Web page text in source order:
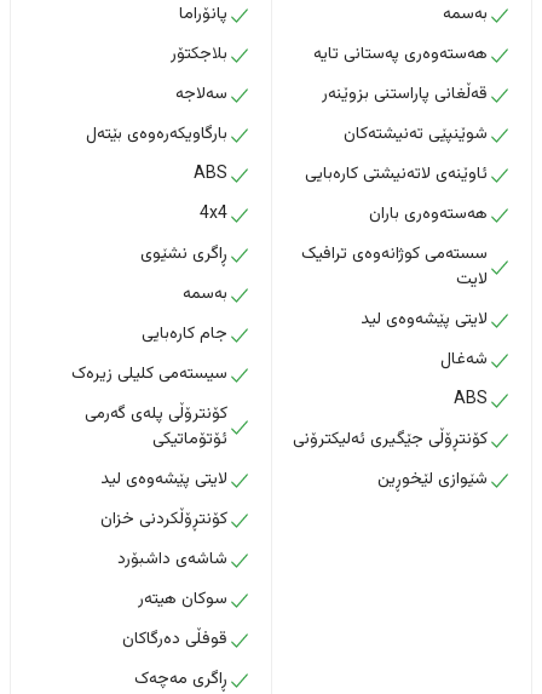
بەسمە
هەستەوەری پەستانی تایە
قەڵغانی پاراستنی بزوێنەر
شوێنپێی تەنیشتەکان
ئاوێنەی لاتەنیشتی کارەبایی
هەستەوەری باران
سستەمی کوژانەوەی ترافیک
لایت
لایتی پێشەوەی لید
شەغال
ABS
کۆنتڕۆڵی جێگیری ئەلیکترۆنی
شێوازی لێخوڕین
پانۆراما
بلاجکتۆر
سەلاجە
بارگاویکەرەوەی بێتەل
ABS
4x4
ڕاگری نشێوی
بەسمە
جام کارەبایی
سیستەمی کلیلی زیرەک
کۆنترۆڵی پلەی گەرمی
ئۆتۆماتیکی
لایتی پێشەوەی لید
کۆنتڕۆڵکردنی خزان
شاشەی داشبۆرد
سوکان هیتەر
قوفڵی دەرگاکان
ڕاگری مەچەک